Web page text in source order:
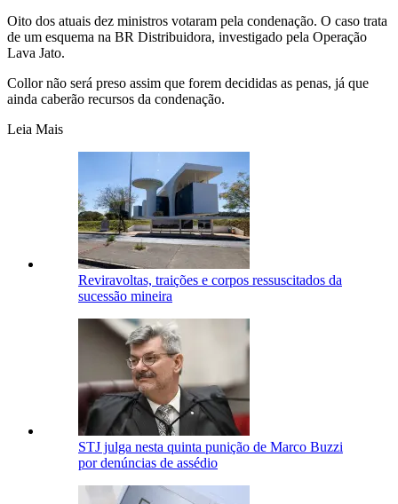
Oito dos atuais dez ministros votaram pela condenação. O caso trata
de um esquema na BR Distribuidora, investigado pela Operação
Lava Jato.
Collor não será preso assim que forem decididas as penas, já que
ainda caberão recursos da condenação.
Leia Mais
Reviravoltas, traições e corpos ressuscitados da
sucessão mineira
STJ julga nesta quinta punição de Marco Buzzi
por denúncias de assédio